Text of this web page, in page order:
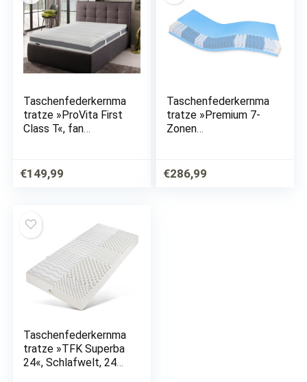
Taschenfederkernma
tratze »ProVita First
Class T«, fan
1034 Federn,
Bestseller-Matratze,
€149,99
Taschenfederkernma
tratze »Premium 7-
Zonen
Qualitätsmatratzen,
24.0 cm hoch,
€286,99
Taschenfederkernma
tratze »TFK Superba
24«, Schlafwelt, 24